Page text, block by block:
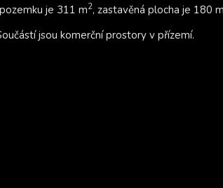
je 311 m2, zastavěná plocha je 180 m
jsou komerční prostory v přízemí.